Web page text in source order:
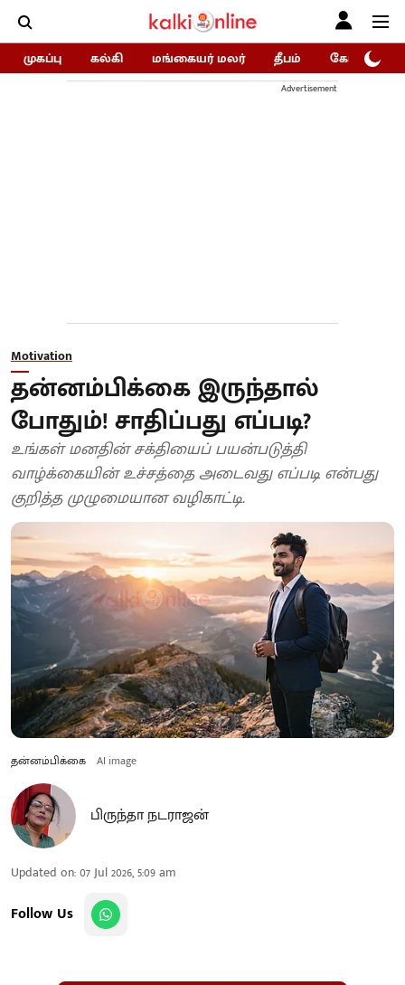
முகப்பு கல்கி மங்கையர் மலர் தீபம் கோகுலம்/
Advertisement
Motivation
தன்னம்பிக்கை இருந்தால்
போதும்! சாதிப்பது எப்படி?
உங்கள் மனதின் சக்தியைப் பயன்படுத்தி
வாழ்க்கையின் உச்சத்தை அடைவது எப்படி என்பது
குறித்த முழுமையான வழிகாட்டி.
தன்னம்பிக்கை AI image
பிருந்தா நடராஜன்
Updated on:07 Jul 2026, 5:09 am
Follow Us